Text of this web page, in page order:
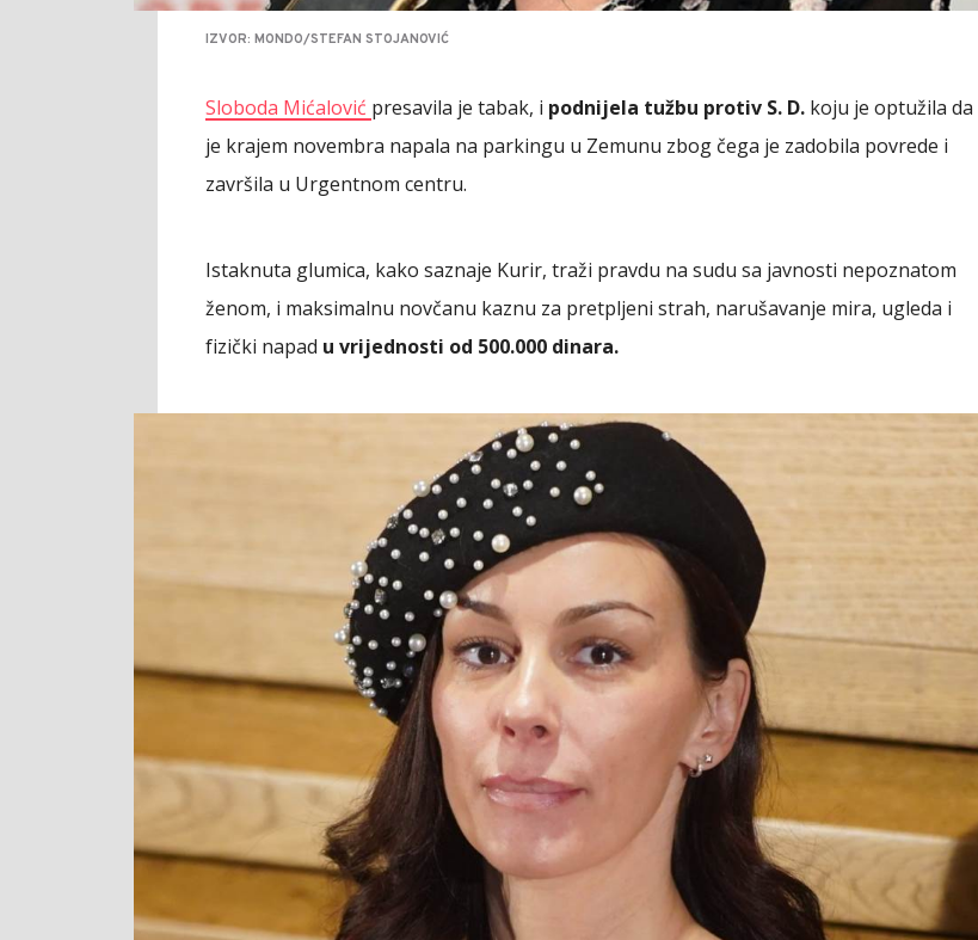
IZVOR: MONDO/STEFAN STOJANOVIĆ
Sloboda Mićalović presavila je tabak, i podnijela tužbu protiv S. D. koju je optužila da
je krajem novembra napala na parkingu u Zemunu zbog čega je zadobila povrede i
završila u Urgentnom centru.
Istaknuta glumica, kako saznaje Kurir, traži pravdu na sudu sa javnosti nepoznatom
ženom, i maksimalnu novčanu kaznu za pretpljeni strah, narušavanje mira, ugleda i
fizički napad u vrijednosti od 500.000 dinara.